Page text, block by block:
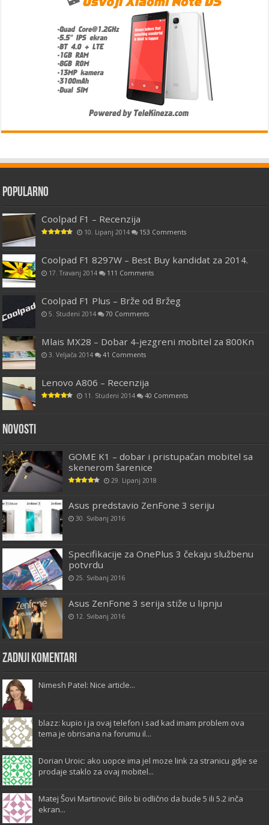
Popularno
Coolpad F1 – Recenzija
10. Lipanj 2014 153 Comments
Coolpad F1 8297W – Best Buy kandidat za 2014.
17. Travanj 2014 111 Comments
Coolpad F1 Plus – Brže od Bržeg
5. Studeni 2014 70 Comments
Mlais MX28 – Dobar 4-jezgreni mobitel za 800Kn
3. Veljača 2014 41 Comments
Lenovo A806 – Recenzija
11. Studeni 2014 40 Comments
Novosti
GOME K1 – dobar i pristupačan mobitel sa
skenerom šarenice
29. Lipanj 2018
Asus predstavio ZenFone 3 seriju
30. Svibanj 2016
Specifikacije za OnePlus 3 čekaju službenu
potvrdu
25. Svibanj 2016
Asus ZenFone 3 serija stiže u lipnju
12. Svibanj 2016
Zadnji komentari
Nimesh Patel: Nice article...
blazz: kupio i ja ovaj telefon i sad kad imam problem ova
tema je obrisana na forumu il...
Dorian Uroic: ako uopce ima jel moze link za stranicu gdje se
prodaje staklo za ovaj mobitel...
Matej Šovi Martinović: Bilo bi odlično da bude 5 ili 5.2 inča
ekran...